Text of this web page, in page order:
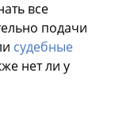
все
подачи
судебные
нет ли у